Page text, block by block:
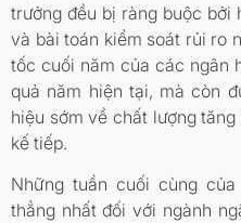
trưởng đều bị ràng buộc
và bài toán kiểm soát rủi ro
tốc cuối năm của các ngân
quả năm hiện tại, mà còn
hiệu sớm về chất lượng
kế tiếp.
Những tuần cuối cùng
thẳng nhất đối với ngành